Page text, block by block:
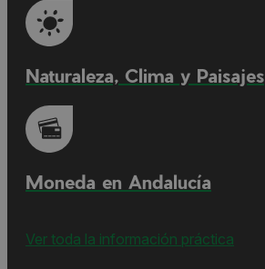
Naturaleza, Clima y Paisajes
Moneda en Andalucía
Ver toda la información práctica